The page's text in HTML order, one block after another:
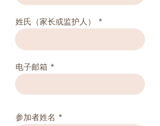
姓氏（家长或监护人）
电子邮箱
参加者姓名